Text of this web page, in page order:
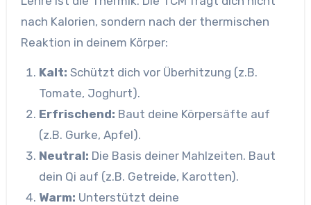
nach Kalorien, sondern nach der thermischen
Reaktion in deinem Körper:
Kalt: Schützt dich vor Überhitzung (z.B.
Tomate, Joghurt).
Erfrischend: Baut deine Körpersäfte auf
(z.B. Gurke, Apfel).
Neutral: Die Basis deiner Mahlzeiten. Baut
dein Qi auf (z.B. Getreide, Karotten).
Warm: Unterstützt deine